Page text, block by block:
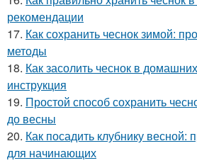
рекомендации
17. Как сохранить чеснок зимой:
методы
18. Как засолить чеснок в
инструкция
19. Простой способ сохранить
до весны
20. Как посадить клубнику весной:
для начинающих